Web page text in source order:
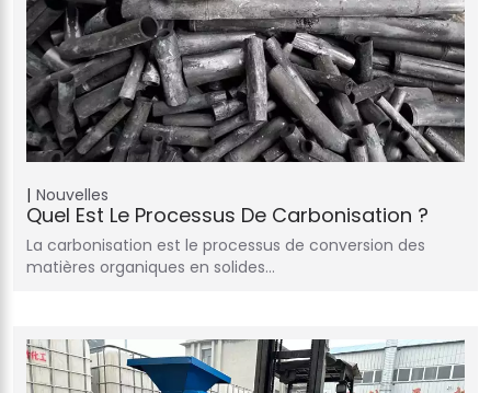
Nouvelles
Quel Est Le Processus De Carbonisation ?
La carbonisation est le processus de conversion des
matières organiques en solides…